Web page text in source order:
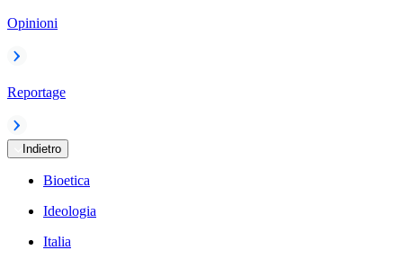
Opinioni
Reportage
Indietro
Bioetica
Ideologia
Italia